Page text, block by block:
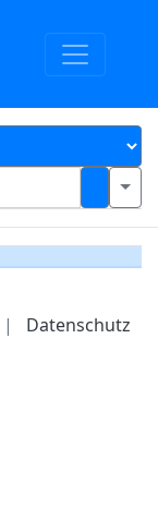
| Datenschutz